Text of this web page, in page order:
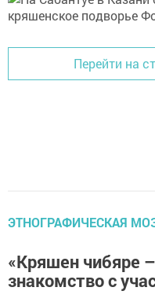
Перейти на
ЭТНОГРАФИЧЕСКАЯ
«Кряшен чибяре
знакомство с